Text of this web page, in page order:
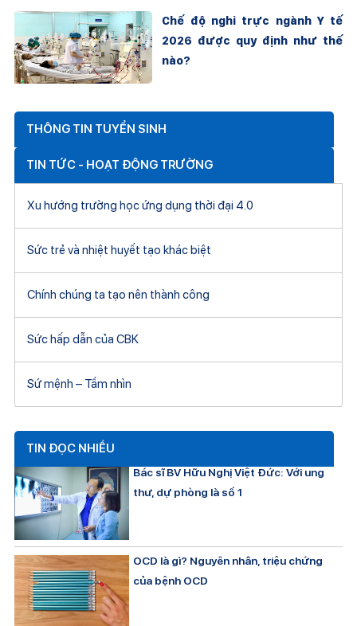
Chế độ nghỉ trực ngành Y tế
2026 được quy định như thế
nào?
THÔNG TIN TUYỂN SINH
TIN TỨC - HOẠT ĐỘNG TRƯỜNG
Xu hướng trường học ứng dụng thời đại 4.0
Sức trẻ và nhiệt huyết tạo khác biệt
Chính chúng ta tạo nên thành công
Sức hấp dẫn của CBK
Sứ mệnh – Tầm nhìn
TIN ĐỌC NHIỀU
Bác sĩ BV Hữu Nghị Việt Đức: Với ung
thư, dự phòng là số 1
OCD là gì? Nguyên nhân, triệu chứng
của bệnh OCD